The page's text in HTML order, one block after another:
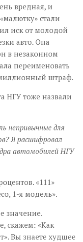
вредная, и
стали
иск от молодой
авто. Она
в незаконном
переименовать
штраф.
НГУ тоже назвали
непривычные для
Я расшифровал
автомобилей НГУ
«111»
1-я модель».
значение.
скажем: «Как
Вы знаете худшее